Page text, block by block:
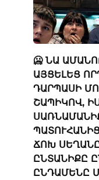
🥶 ՆԱ
ԱՅՑԵԼԵՑ
ԴԱՐՊԱՍԻ
ՇԱՊԻԿՈՎ,
ՃՈԽ
ԸՆՏԱՆԻՔԸ
ԸՆԴԱՄԵՆԸ